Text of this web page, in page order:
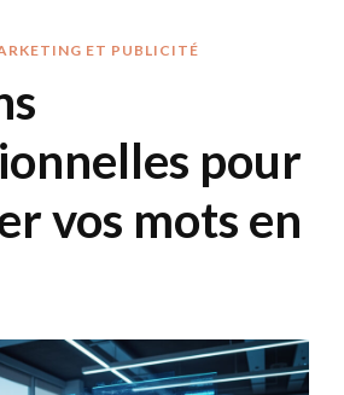
ET PUBLICITÉ
pour
vos mots en